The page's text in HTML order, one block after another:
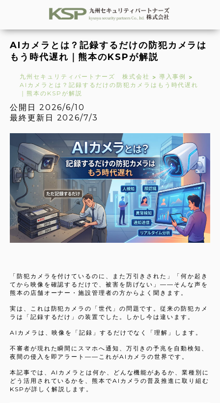
AIカメラとは？記録するだけの防犯カメラは
もう時代遅れ｜熊本のKSPが解説
九州セキュリティパートナーズ 株式会社 > 導入事例 >
AIカメラとは？記録するだけの防犯カメラはもう時代遅れ
｜熊本のKSPが解説
公開日 2026/6/10
最終更新日 2026/7/3
「防犯カメラを付けているのに、また万引きされた」「何か起き
てから映像を確認するだけで、被害を防げない」——そんな声を
熊本の店舗オーナー・施設管理者の方からよく聞きます。
実は、これは防犯カメラの「世代」の問題です。従来の防犯カメ
ラは「記録するだけ」の装置でした。しかし今は違います。
AIカメラは、映像を「記録」するだけでなく「理解」します。
不審者が現れた瞬間にスマホへ通知、万引きの予兆を自動検知、
夜間の侵入を即アラート——これがAIカメラの世界です。
本記事では、AIカメラとは何か、どんな機能があるか、業種別に
どう活用されているかを、熊本でAIカメラの普及推進に取り組む
KSPが詳しく解説します。